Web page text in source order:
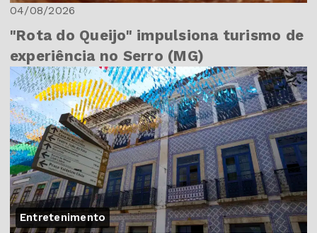
04/08/2026
"Rota do Queijo" impulsiona turismo de
experiência no Serro (MG)
Entretenimento